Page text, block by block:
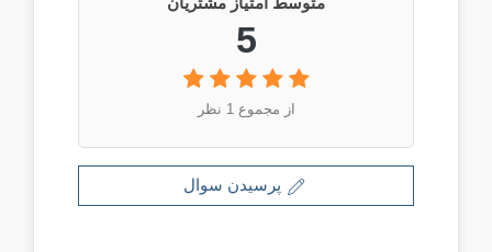
5
از مجموع 1 نظر
پرسیدن سوال